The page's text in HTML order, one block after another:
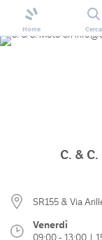
Home Cerca
C. &
SR155 & Via
Venerdì
09:00 - 13:00 |